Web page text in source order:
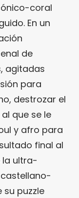
coral
En un
de
agitadas
para
destrozar el
que se le
y afro para
final al
la ultra-
su puzzle